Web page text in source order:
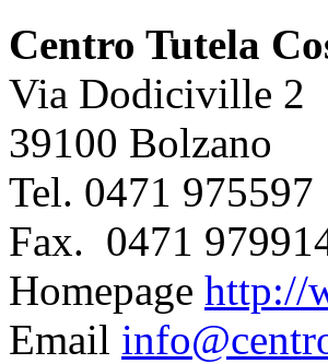
Centro Tutela
Via Dodiciville 2
39100 Bolzano
Tel. 0471 975597
Fax. 0471
Homepage http://
Email